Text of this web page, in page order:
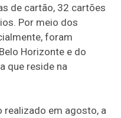
de cartão, 32 cartões
Por meio dos
foram
Horizonte e do
que reside na
em agosto, a